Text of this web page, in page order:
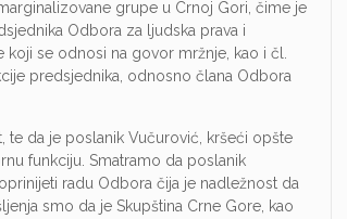
grupe u Crnoj Gori, čime je
Odbora za ljudska prava i
se odnosi na govor mržnje, kao i čl.
predsjednika, odnosno člana Odbora
da je poslanik Vučurović, kršeći opšte
funkciju. Smatramo da poslanik
radu Odbora čija je nadležnost da
smo da je Skupština Crne Gore, kao